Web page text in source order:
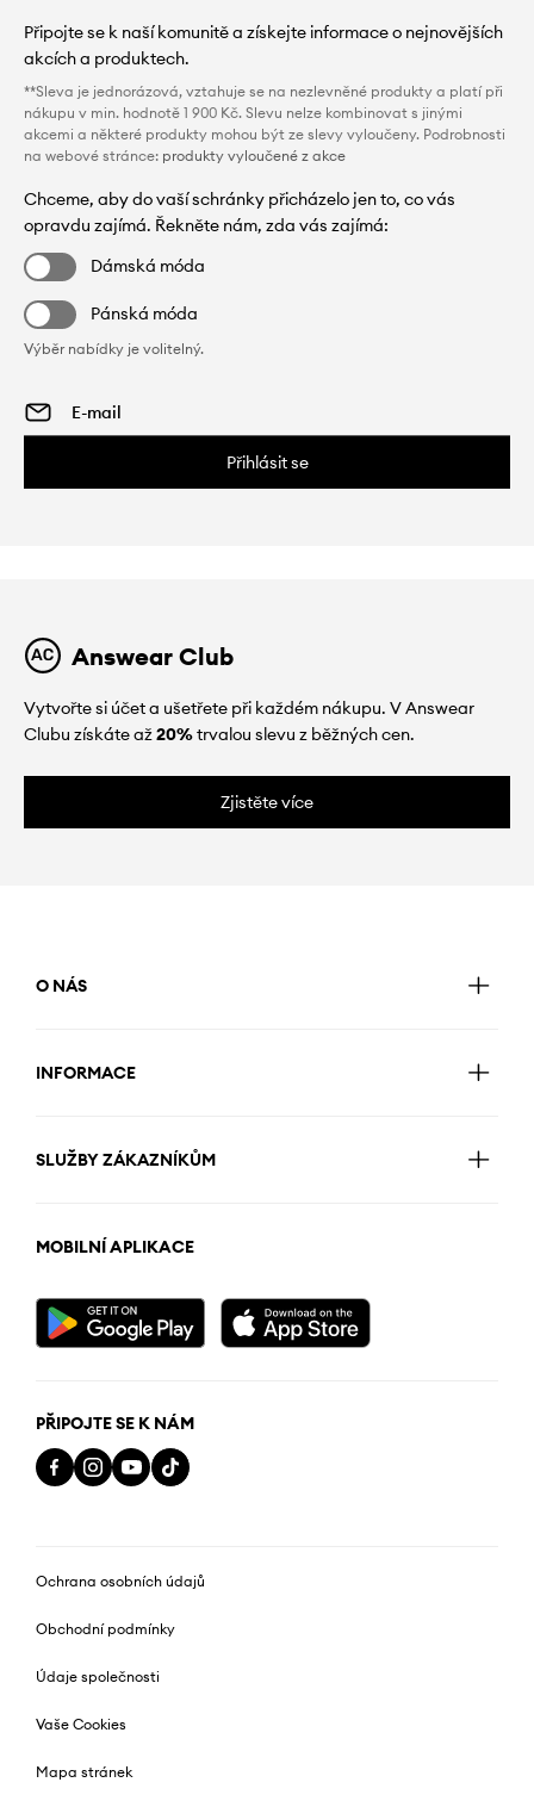
Připojte se k naší komunitě a získejte informace o nejnovějších
akcích a produktech.
**Sleva je jednorázová, vztahuje se na nezlevněné produkty a platí při
nákupu v min. hodnotě 1 900 Kč. Slevu nelze kombinovat s jinými
akcemi a některé produkty mohou být ze slevy vyloučeny. Podrobnosti
na webové stránce: produkty vyloučené z akce
Chceme, aby do vaší schránky přicházelo jen to, co vás
opravdu zajímá. Řekněte nám, zda vás zajímá:
Dámská móda
Pánská móda
Výběr nabídky je volitelný.
Přihlásit se
Answear Club
Vytvořte si účet a ušetřete při každém nákupu. V Answear
Clubu získáte až20%trvalou slevu z běžných cen.
Zjistěte více
O NÁS
INFORMACE
SLUŽBY ZÁKAZNÍKŮM
MOBILNÍ APLIKACE
PŘIPOJTE SE K NÁM
Ochrana osobních údajů
Obchodní podmínky
Údaje společnosti
Vaše Cookies
Mapa stránek